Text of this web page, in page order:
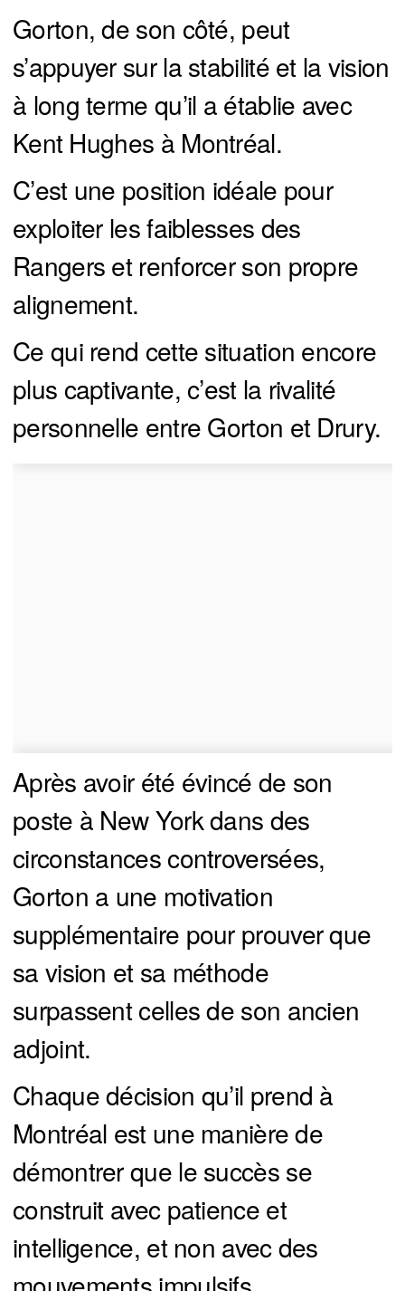
Gorton, de son côté, peut
s’appuyer sur la stabilité et la vision
à long terme qu’il a établie avec
Kent Hughes à Montréal.
C’est une position idéale pour
exploiter les faiblesses des
Rangers et renforcer son propre
alignement.
Ce qui rend cette situation encore
plus captivante, c’est la rivalité
personnelle entre Gorton et Drury.
Après avoir été évincé de son
poste à New York dans des
circonstances controversées,
Gorton a une motivation
supplémentaire pour prouver que
sa vision et sa méthode
surpassent celles de son ancien
adjoint.
Chaque décision qu’il prend à
Montréal est une manière de
démontrer que le succès se
construit avec patience et
intelligence, et non avec des